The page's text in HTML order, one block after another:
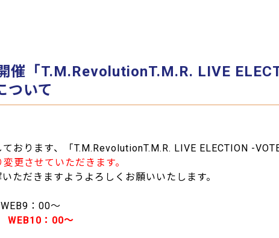
催「T.M.RevolutionT.M.R. LIVE
ついて
おります、「T.M.RevolutionT.M.R. LIVE ELECTION -
更させていただきます。
ただきますようよろしくお願いいたします。
：00～
：00～